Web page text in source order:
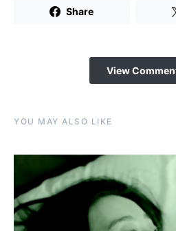
Share
View
YOU MAY ALSO LIKE